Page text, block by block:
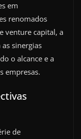
em
renomados
venture capital, a
sinergias
o alcance e a
empresas.
de